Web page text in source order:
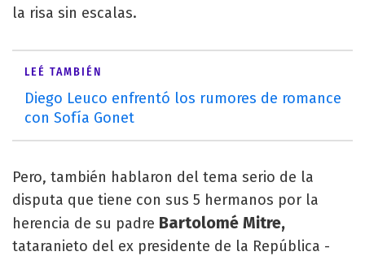
la risa sin escalas.
LEÉ TAMBIÉN
Diego Leuco enfrentó los rumores de romance
con Sofía Gonet
Pero, también hablaron del tema serio de la
disputa que tiene con sus 5 hermanos por la
herencia de su padre Bartolomé Mitre,
tataranieto del ex presidente de la República -